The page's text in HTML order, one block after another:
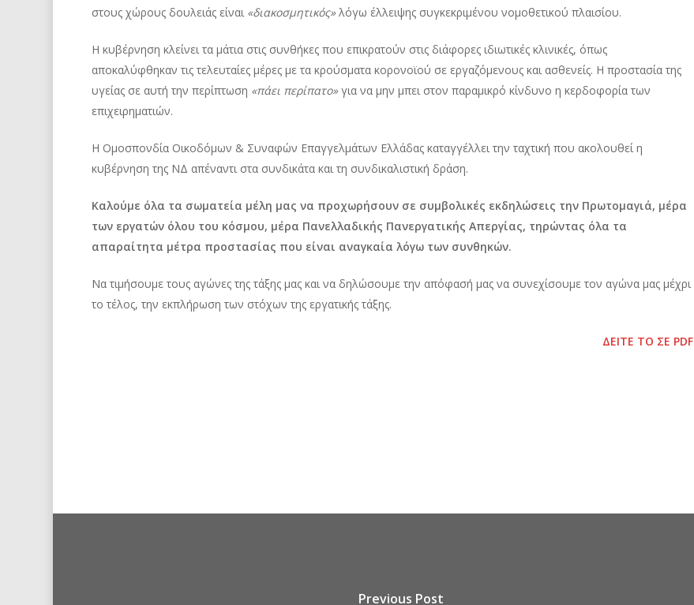
στους χώρους δουλειάς είναι «διακοσμητικός»λόγω έλλειψης συγκεκριμένου νομοθετικού πλαισίου.
Η κυβέρνηση κλείνει τα μάτια στις συνθήκες που επικρατούν στις διάφορες ιδιωτικές κλινικές, όπως
αποκαλύφθηκαν τις τελευταίες μέρες με τα κρούσματα κορονοϊού σε εργαζόμενους και ασθενείς. Η προστασία της
υγείας σε αυτή την περίπτωση «πάει περίπατο»για να μην μπει στον παραμικρό κίνδυνο η κερδοφορία των
επιχειρηματιών.
Η Ομοσπονδία Οικοδόμων & Συναφών Επαγγελμάτων Ελλάδας καταγγέλλει την ταχτική που ακολουθεί η
κυβέρνηση της ΝΔ απέναντι στα συνδικάτα και τη συνδικαλιστική δράση.
Καλούμε όλα τα σωματεία μέλη μας να προχωρήσουν σε συμβολικές εκδηλώσεις την Πρωτομαγιά, μέρα
των εργατών όλου του κόσμου, μέρα Πανελλαδικής Πανεργατικής Απεργίας, τηρώντας όλα τα
απαραίτητα μέτρα προστασίας που είναι αναγκαία λόγω των συνθηκών.
Να τιμήσουμε τους αγώνες της τάξης μας και να δηλώσουμε την απόφασή μας να συνεχίσουμε τον αγώνα μας μέχρι
το τέλος, την εκπλήρωση των στόχων της εργατικής τάξης.
ΔΕΙΤΕ ΤΟ ΣΕ PDF
Previous Post